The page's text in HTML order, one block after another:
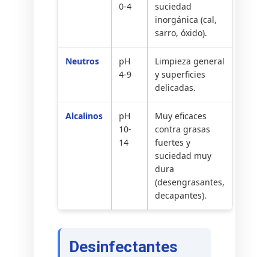
0-4
suciedad
inorgánica (cal,
sarro, óxido).
Neutros
pH
4-9
Limpieza general
y superficies
delicadas.
Alcalinos
pH
10-
14
Muy eficaces
contra grasas
fuertes y
suciedad muy
dura
(desengrasantes,
decapantes).
Desinfectantes